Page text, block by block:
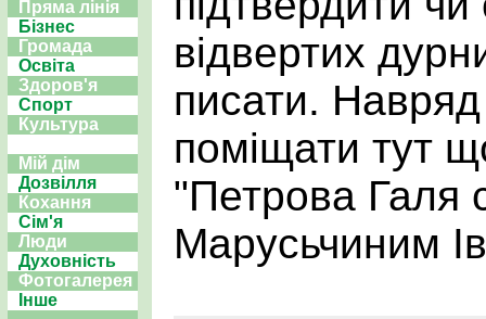
Пряма лінія
Бізнес
Громада
Освіта
Здоров'я
Спорт
Культура
Мій дім
Дозвілля
Кохання
Сім'я
Люди
Духовність
Фотогалерея
Інше
відвертих
писати.
поміщати тут
"Петрова Галя
Марусьчиним